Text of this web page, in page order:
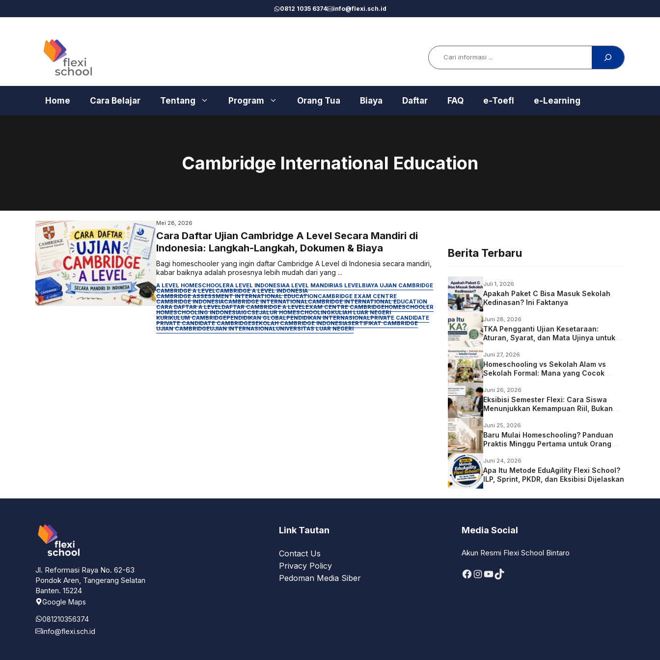
ke
0812 1035 6374 info@flexi.sch.id
Search
Home Cara Belajar Tentang Program Orang Tua Biaya Daftar FAQ e-Toefl e-Learning
Cambridge International Education
Mei 28, 2026
Cara Daftar Ujian Cambridge A Level Secara Mandiri di
Indonesia: Langkah-Langkah, Dokumen & Biaya
Bagi homeschooler yang ingin daftar Cambridge A Level di Indonesia secara mandiri,
kabar baiknya adalah prosesnya lebih mudah dari yang ...
A LEVEL HOMESCHOOLERA LEVEL INDONESIAA LEVEL MANDIRIAS LEVELBIAYA UJIAN CAMBRIDGE
CAMBRIDGE A LEVELCAMBRIDGE A LEVEL INDONESIA
CAMBRIDGE ASSESSMENT INTERNATIONAL EDUCATIONCAMBRIDGE EXAM CENTRE
CAMBRIDGE INDONESIACAMBRIDGE INTERNATIONALCAMBRIDGE INTERNATIONAL EDUCATION
CARA DAFTAR A LEVELDAFTAR CAMBRIDGE A LEVELEXAM CENTRE CAMBRIDGEHOMESCHOOLER
HOMESCHOOLING INDONESIAIGCSEJALUR HOMESCHOOLINGKULIAH LUAR NEGERI
KURIKULUM CAMBRIDGEPENDIDIKAN GLOBALPENDIDIKAN INTERNASIONALPRIVATE CANDIDATE
PRIVATE CANDIDATE CAMBRIDGESEKOLAH CAMBRIDGE INDONESIASERTIFIKAT CAMBRIDGE
UJIAN CAMBRIDGEUJIAN INTERNASIONALUNIVERSITAS LUAR NEGERI
Berita Terbaru
Juli 1, 2026
Apakah Paket C Bisa Masuk Sekolah
Kedinasan? Ini Faktanya
Juni 28, 2026
TKA Pengganti Ujian Kesetaraan:
Aturan, Syarat, dan Mata Ujinya untuk
Juni 27, 2026
Homeschooling vs Sekolah Alam vs
Sekolah Formal: Mana yang Cocok
Juni 26, 2026
Eksibisi Semester Flexi: Cara Siswa
Menunjukkan Kemampuan Riil, Bukan
Juni 25, 2026
Baru Mulai Homeschooling? Panduan
Praktis Minggu Pertama untuk Orang
Juni 24, 2026
Apa Itu Metode EduAgility Flexi School?
ILP, Sprint, PKDR, dan Eksibisi Dijelaskan
Jl. Reformasi Raya No. 62-63
Pondok Aren, Tangerang Selatan
Banten. 15224
Google Maps
081210356374
info@flexi.sch.id
Link Tautan
Contact Us
Privacy Policy
Pedoman Media Siber
Media Social
Akun Resmi Flexi School Bintaro
Facebook
Instagram
YouTube
TikTok